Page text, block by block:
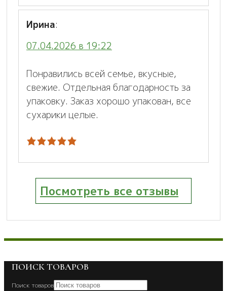
Ирина:
07.04.2026 в 19:22
Понравились всей семье, вкусные,
свежие. Отдельная благодарность за
упаковку. Заказ хорошо упакован, все
сухарики целые.
Посмотреть все отзывы
ПОИСК ТОВАРОВ
Поиск товаров